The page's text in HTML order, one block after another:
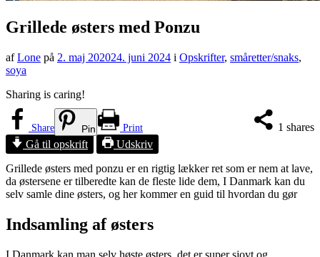
Grillede østers med Ponzu
afLone på 2. maj 202024. juni 2024 i Opskrifter, småretter/snaks,
soya
Sharing is caring!
1 shares
Share Pin Print
Gå til opskrift
Udskriv
Grillede østers med ponzu er en rigtig lækker ret som er nem at lave,
da østersene er tilberedte kan de fleste lide dem, I Danmark kan du
selv samle dine østers, og her kommer en guid til hvordan du gør
Indsamling af østers
I Danmark kan man selv høste østers, det er super sjovt og